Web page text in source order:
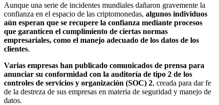
Aunque una serie de incidentes mundiales dañaron gravemente la
confianza en el espacio de las criptomonedas, algunos individuos
aún esperan que se recupere la confianza mediante procesos
que garanticen el cumplimiento de ciertas normas
empresariales, como el manejo adecuado de los datos de los
clientes.
Varias empresas han publicado comunicados de prensa para
anunciar su conformidad con la auditoría de tipo 2 de los
controles de servicios y organización (SOC) 2, creada para dar fe
de la destreza de sus empresas en materia de seguridad y manejo de
datos.